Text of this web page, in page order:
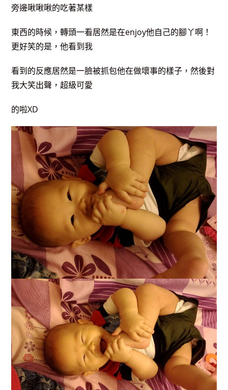
旁邊啾啾啾的吃著某樣
東西的時候，轉頭一看居然是在enjoy他自己的腳丫啊！
更好笑的是，他看到我
看到的反應居然是一臉被抓包他在做壞事的樣子，然後對
我大笑出聲，超級可愛
的啦XD